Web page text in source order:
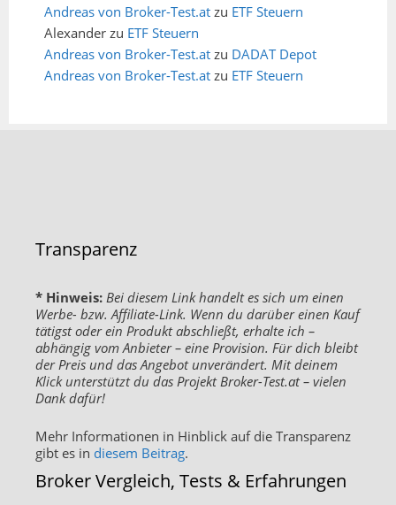
Andreas von Broker-Test.at zu ETF Steuern
Alexander zu ETF Steuern
Andreas von Broker-Test.at zu DADAT Depot
Andreas von Broker-Test.at zu ETF Steuern
Transparenz
* Hinweis: Bei diesem Link handelt es sich um einen
Werbe- bzw. Affiliate-Link. Wenn du darüber einen Kauf
tätigst oder ein Produkt abschließt, erhalte ich –
abhängig vom Anbieter – eine Provision. Für dich bleibt
der Preis und das Angebot unverändert. Mit deinem
Klick unterstützt du das Projekt Broker-Test.at – vielen
Dank dafür!
Mehr Informationen in Hinblick auf die Transparenz
gibt es in diesem Beitrag.
Broker Vergleich, Tests & Erfahrungen